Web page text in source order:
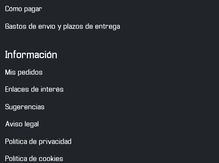
Cómo pagar
Gastos de envío y plazos de entrega
Información
Mis pedidos
Enlaces de interés
Sugerencias
Aviso legal
Política de privacidad
Política de cookies